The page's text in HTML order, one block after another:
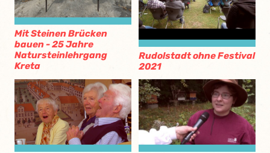
Mit Steinen Brücken
bauen - 25 Jahre
Natursteinlehrgang
Kreta
Rudolstadt ohne Festival
2021